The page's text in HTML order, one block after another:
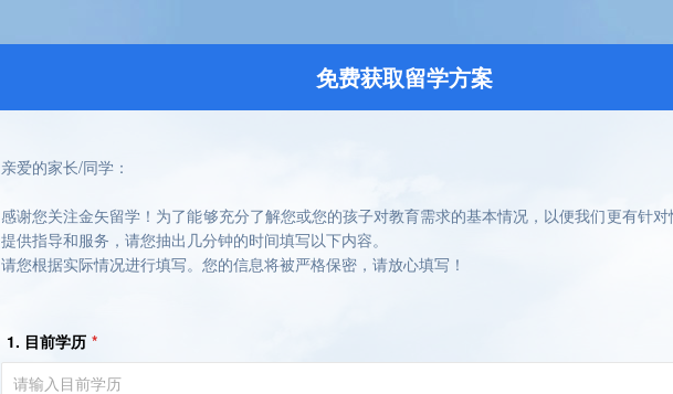
免费获取留学方案
亲爱的家长/同学：
感谢您关注金矢留学！为了能够充分了解您或您的孩子对教育需求的基本情况，以便我们更有针
提供指导和服务，请您抽出几分钟的时间填写以下内容。
请您根据实际情况进行填写。您的信息将被严格保密，请放心填写！
1. 目前学历 *